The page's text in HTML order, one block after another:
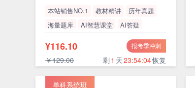
本站销售NO.1 教材精讲
历年真题
海量题库
AI智慧课堂
AI答疑
报考季冲刺
¥116.10
￥129.00 剩1 天23:54:03恢复
单科系统班